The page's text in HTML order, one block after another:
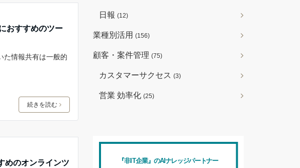
おすすめのツー
た情報共有は一般的
続きを読む
めのオンラインツ
日報 (12)
業種別活用 (156)
顧客・案件管理 (75)
カスタマーサクセス (3)
営業 効率化 (25)